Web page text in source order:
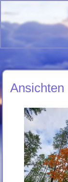
Ansichten